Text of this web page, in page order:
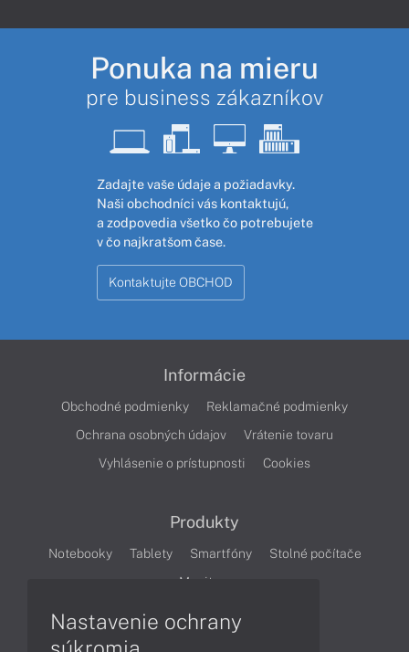
Ponuka na mieru
pre business zákazníkov
Zadajte vaše údaje a požiadavky.
Naši obchodníci vás kontaktujú,
a zodpovedia všetko čo potrebujete
v čo najkratšom čase.
Kontaktujte OBCHOD
Informácie
Obchodné podmienky
Reklamačné podmienky
Ochrana osobných údajov
Vrátenie tovaru
Vyhlásenie o prístupnosti
Cookies
Produkty
Notebooky Tablety Smartfóny
Stolné počítače
Monitory
Nastavenie ochrany